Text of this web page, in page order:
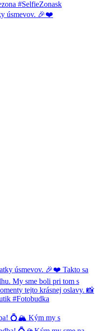
úsmevov. 🎉❤️
💍🏔️ Kým my s